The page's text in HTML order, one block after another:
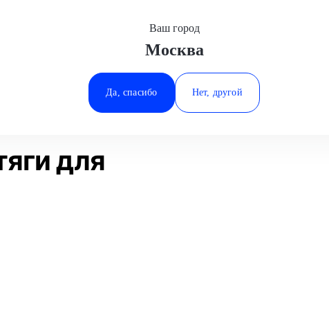
Минеральные Воды
Ростов-на-Дону
Ставрополь
Ваш город
Москва
Да, спасибо Нет, другой
Замена рулевой тяги Audi
Статьи
для